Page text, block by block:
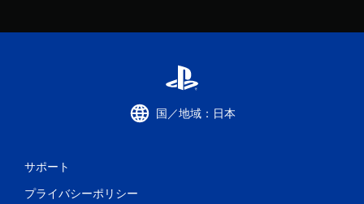
国／地域：日本
サポート
プライバシーポリシー